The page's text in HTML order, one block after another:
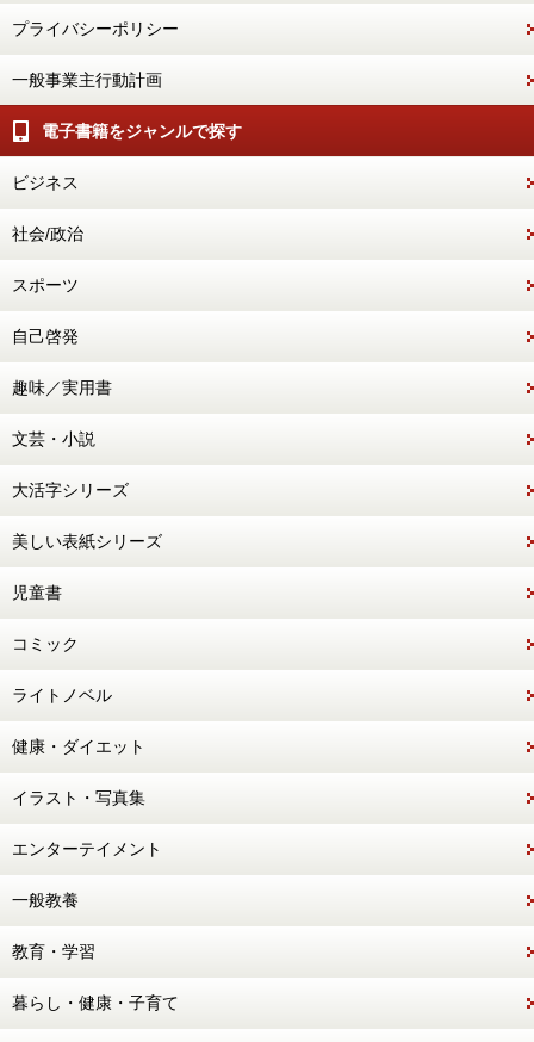
プライバシーポリシー
一般事業主行動計画
電子書籍をジャンルで探す
ビジネス
社会/政治
スポーツ
自己啓発
趣味／実用書
文芸・小説
大活字シリーズ
美しい表紙シリーズ
児童書
コミック
ライトノベル
健康・ダイエット
イラスト・写真集
エンターテイメント
一般教養
教育・学習
暮らし・健康・子育て